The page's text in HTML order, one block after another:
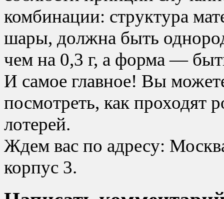
комбинации: структура
шары, должна быть
чем на 0,3 г, а форма —
И самое главное! Вы
посмотреть, как проходят
лотерей.
Ждем вас по адресу:
корпус 3.